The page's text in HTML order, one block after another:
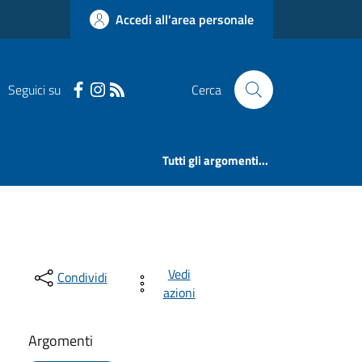
Accedi all'area personale
Seguici su Cerca
Tutti gli argomenti...
Condividi
Vedi
azioni
Argomenti